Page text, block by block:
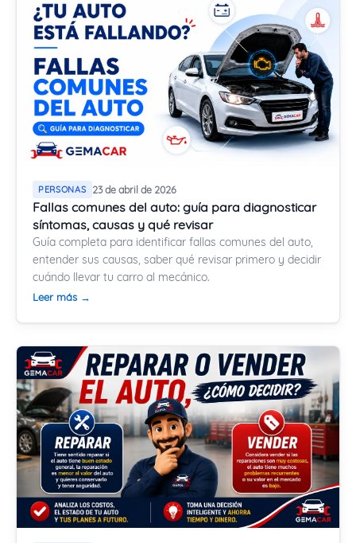
PERSONAS 23 de abril de 2026
Fallas comunes del auto: guía para diagnosticar
síntomas, causas y qué revisar
Guía completa para identificar fallas comunes del auto,
entender sus causas, saber qué revisar primero y decidir
cuándo llevar tu carro al mecánico.
Leer más →